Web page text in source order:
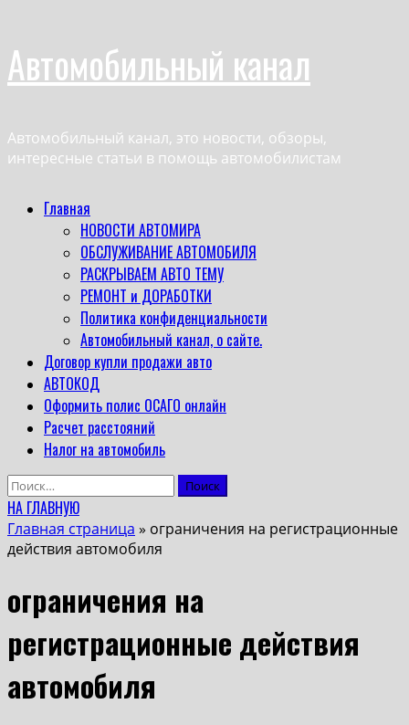
Перейти
к
содержимому
Автомобильный канал
Автомобильный канал, это новости, обзоры,
интересные статьи в помощь автомобилистам
Основное
Главная
НОВОСТИ АВТОМИРА
ОБСЛУЖИВАНИЕ АВТОМОБИЛЯ
РАСКРЫВАЕМ АВТО ТЕМУ
РЕМОНТ и ДОРАБОТКИ
Политика конфиденциальности
Автомобильный канал, о сайте.
Договор купли продажи авто
АВТОКОД
Оформить полис ОСАГО онлайн
Расчет расстояний
Налог на автомобиль
Найти:
НА ГЛАВНУЮ
Главная страница » ограничения на регистрационные
действия автомобиля
ограничения на
регистрационные действия
автомобиля